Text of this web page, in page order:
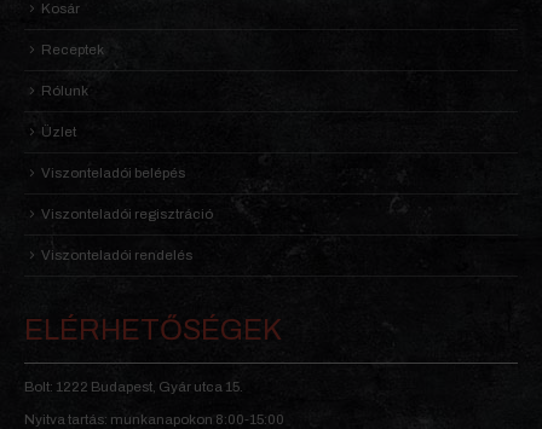
Kosár
Receptek
Rólunk
Üzlet
Viszonteladói belépés
Viszonteladói regisztráció
Viszonteladói rendelés
ELÉRHETŐSÉGEK
Bolt: 1222 Budapest, Gyár utca 15.
Nyitva tartás: munkanapokon 8:00-15:00